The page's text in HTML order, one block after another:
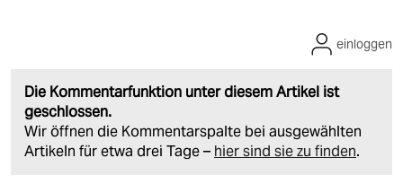
Die Kommentarfunktion unter diesem Artikel ist
geschlossen.
Wir öffnen die Kommentarspalte bei ausgewählten
Artikeln für etwa drei Tage – hier sind sie zu finden.
einloggen